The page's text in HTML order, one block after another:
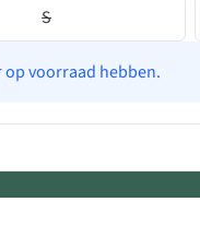
S
op voorraad hebben.